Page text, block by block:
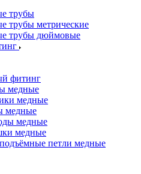
трубы
трубы метрические
трубы дюймовые
фитинг
медные
медные
медные
медные
медные
петли медные